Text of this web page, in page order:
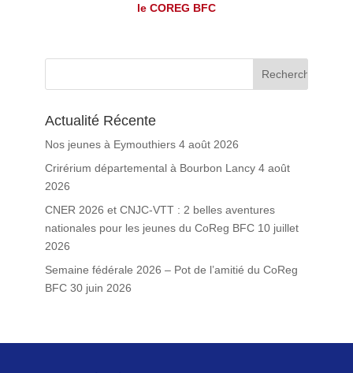
le COREG BFC
Actualité Récente
Nos jeunes à Eymouthiers 4 août 2026
Crirérium départemental à Bourbon Lancy 4 août
2026
CNER 2026 et CNJC-VTT : 2 belles aventures
nationales pour les jeunes du CoReg BFC 10 juillet
2026
Semaine fédérale 2026 – Pot de l’amitié du CoReg
BFC 30 juin 2026